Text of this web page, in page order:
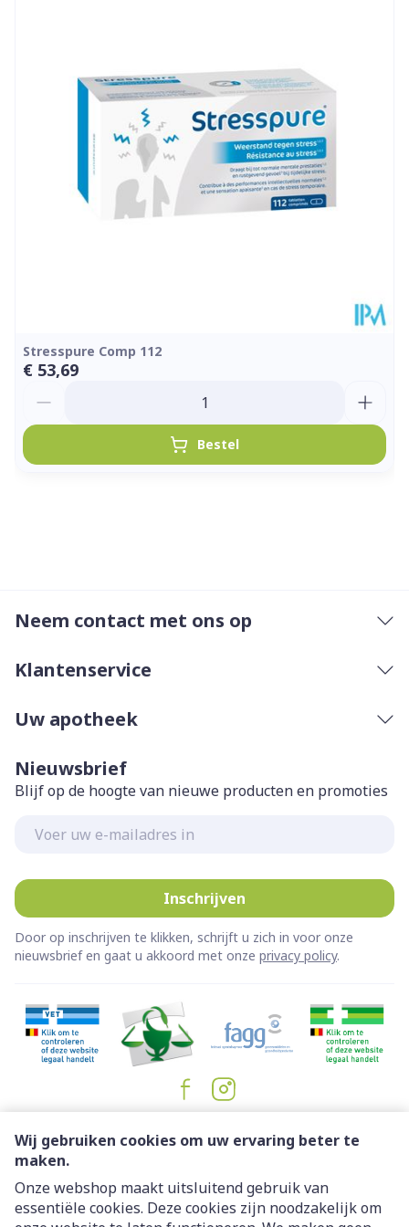
Wij gebruiken cookies om uw ervaring beter te
maken.
Onze webshop maakt uitsluitend gebruik van
essentiële cookies. Deze cookies zijn noodzakelijk om
Dieetbeperkingen Glutenvrij, Vegan
Kamertemperatuur (15°C
- 25°C)
Stresspure Comp 112
€ 53,69
Bestel
Neem contact met ons op
Klantenservice
Uw apotheek
Nieuwsbrief
Blijf op de hoogte van nieuwe producten en promoties
Inschrijven
Door op inschrijven te klikken, schrijft u zich in voor onze
nieuwsbrief en gaat u akkoord met onze privacy policy.
Juridische links